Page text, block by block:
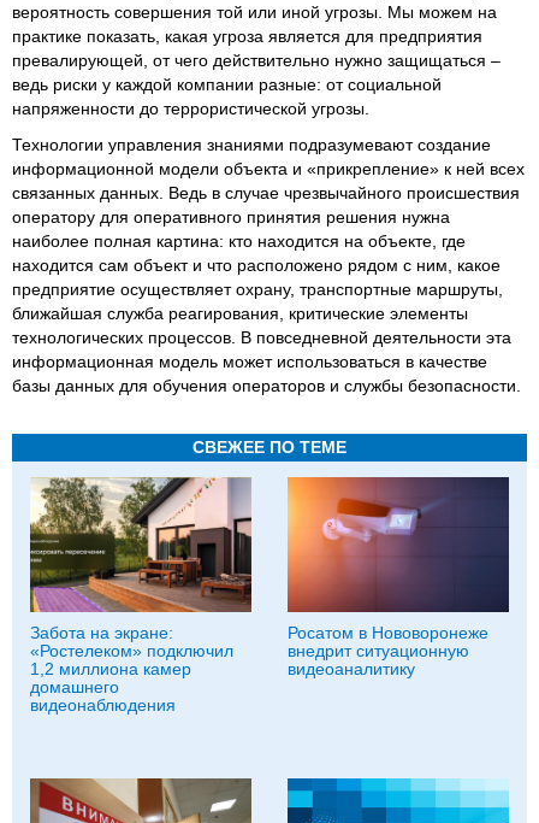
вероятность совершения той или иной угрозы. Мы можем на
практике показать, какая угроза является для предприятия
превалирующей, от чего действительно нужно защищаться –
ведь риски у каждой компании разные: от социальной
напряженности до террористической угрозы.
Технологии управления знаниями подразумевают создание
информационной модели объекта и «прикрепление» к ней всех
связанных данных. Ведь в случае чрезвычайного происшествия
оператору для оперативного принятия решения нужна
наиболее полная картина: кто находится на объекте, где
находится сам объект и что расположено рядом с ним, какое
предприятие осуществляет охрану, транспортные маршруты,
ближайшая служба реагирования, критические элементы
технологических процессов. В повседневной деятельности эта
информационная модель может использоваться в качестве
базы данных для обучения операторов и службы безопасности.
СВЕЖЕЕ ПО ТЕМЕ
Забота на экране:
«Ростелеком» подключил
1,2 миллиона камер
домашнего
видеонаблюдения
Росатом в Нововоронеже
внедрит ситуационную
видеоаналитику